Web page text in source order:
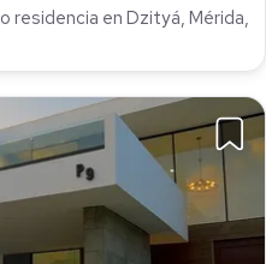
residencia en Dzityá, Mérida,